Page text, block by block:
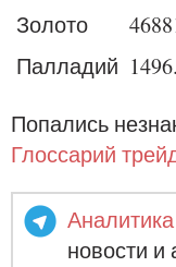
Золото
Палладий
Попались
Глоссарий
новости и